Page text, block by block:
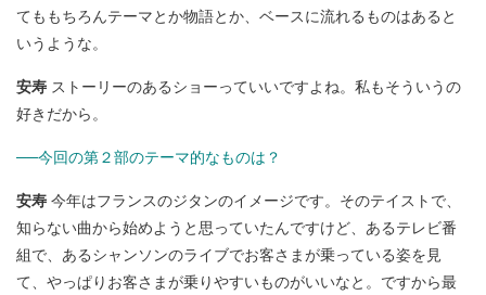
てももちろんテーマとか物語とか、ベースに流れるものはあると
いうような。
安寿 ストーリーのあるショーっていいですよね。私もそういうの
好きだから。
──今回の第２部のテーマ的なものは？
安寿 今年はフランスのジタンのイメージです。そのテイストで、
知らない曲から始めようと思っていたんですけど、あるテレビ番
組で、あるシャンソンのライブでお客さまが乗っている姿を見
て、やっぱりお客さまが乗りやすいものがいいなと。ですから最